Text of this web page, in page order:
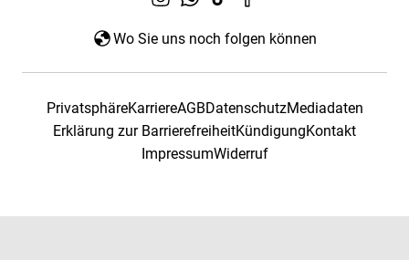
Wo Sie uns noch folgen können
PrivatsphäreKarriereAGBDatenschutzMediadaten
Erklärung zur BarrierefreiheitKündigungKontakt
ImpressumWiderruf